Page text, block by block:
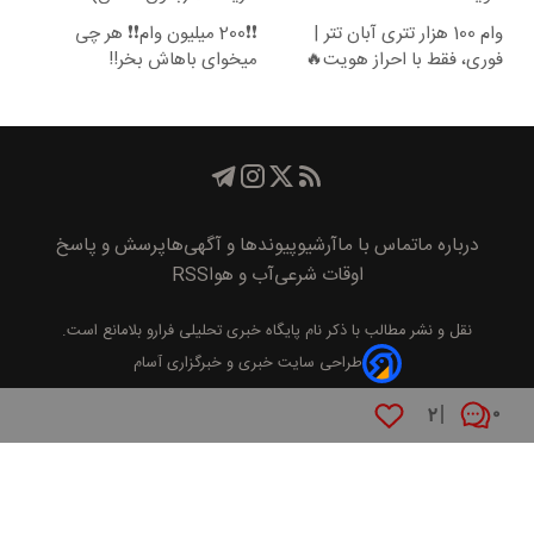
۰ ۲
وام 100 هزار تتری آبان تتر |
فوری، فقط با احراز هویت🔥
❗❗200 میلیون وام❗❗ هر چی
میخوای باهاش بخر!!
درباره ماتماس با ماآرشیوپیوند‌ها و آگهی‌هاپرسش و پاسخ
اوقات شرعیآب و هواRSS
نقل و نشر مطالب با ذکر نام پايگاه خبری تحليلی فرارو بلامانع است.
طراحی سایت خبری و خبرگزاری آسام